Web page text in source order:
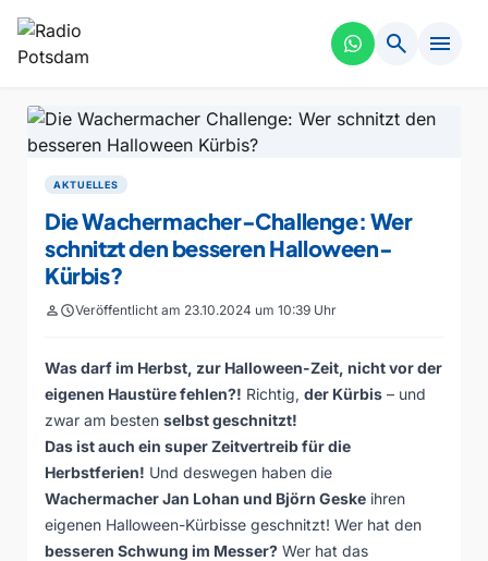
search menu
AKTUELLES
Die Wachermacher-Challenge: Wer
schnitzt den besseren Halloween-
Kürbis?
personscheduleVeröffentlicht am 23.10.2024 um 10:39 Uhr
Was darf im Herbst, zur Halloween-Zeit, nicht vor der
eigenen Haustüre fehlen?! Richtig, der Kürbis – und
zwar am besten selbst geschnitzt!
Das ist auch ein super Zeitvertreib für die
Herbstferien! Und deswegen haben die
Wachermacher Jan Lohan und Björn Geske ihren
eigenen Halloween-Kürbisse geschnitzt! Wer hat den
besseren Schwung im Messer? Wer hat das